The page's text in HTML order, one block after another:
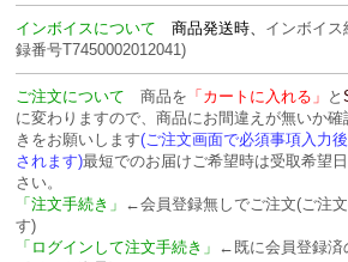
インボイスについて商品発送時、 インボイス
録番号T7450002012041)
ご注文について商品を 「カートに入れる」 と
に変わりますので、商品にお間違えが無いか
きをお願いします(ご注文画面で必須事項入力
されます)最短でのお届けご希望時は受取希望
さい。
「注文手続き」 ←会員登録無しでご注文(ご注
す)
「ログインして注文手続き」 ←既に会員登録済